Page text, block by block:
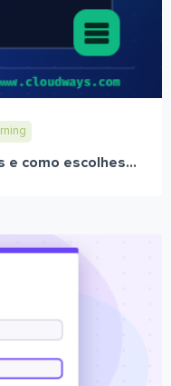
e como escolhes...